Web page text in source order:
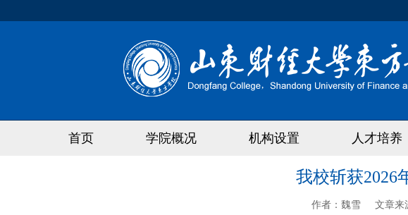
首页 学院概况 机构设置 人才培养
我校斩获2026
作者： 魏雪 文章来